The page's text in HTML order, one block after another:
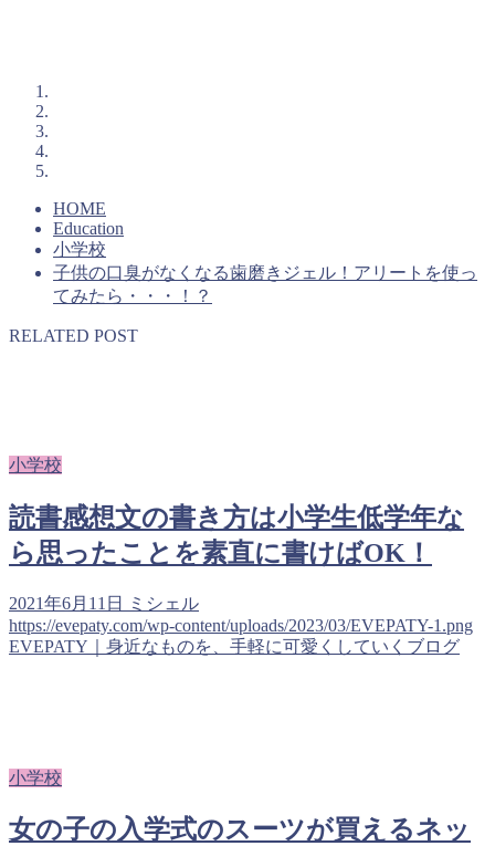
HOME
Education
小学校
子供の口臭がなくなる歯磨きジェル！アリートを使っ
てみたら・・・！？
RELATED POST
小学校
読書感想文の書き方は小学生低学年な
ら思ったことを素直に書けばOK！
2021年6月11日
ミシェル
https://evepaty.com/wp-content/uploads/2023/03/EVEPATY-1.png
EVEPATY｜身近なものを、手軽に可愛くしていくブログ
小学校
女の子の入学式のスーツが買えるネッ